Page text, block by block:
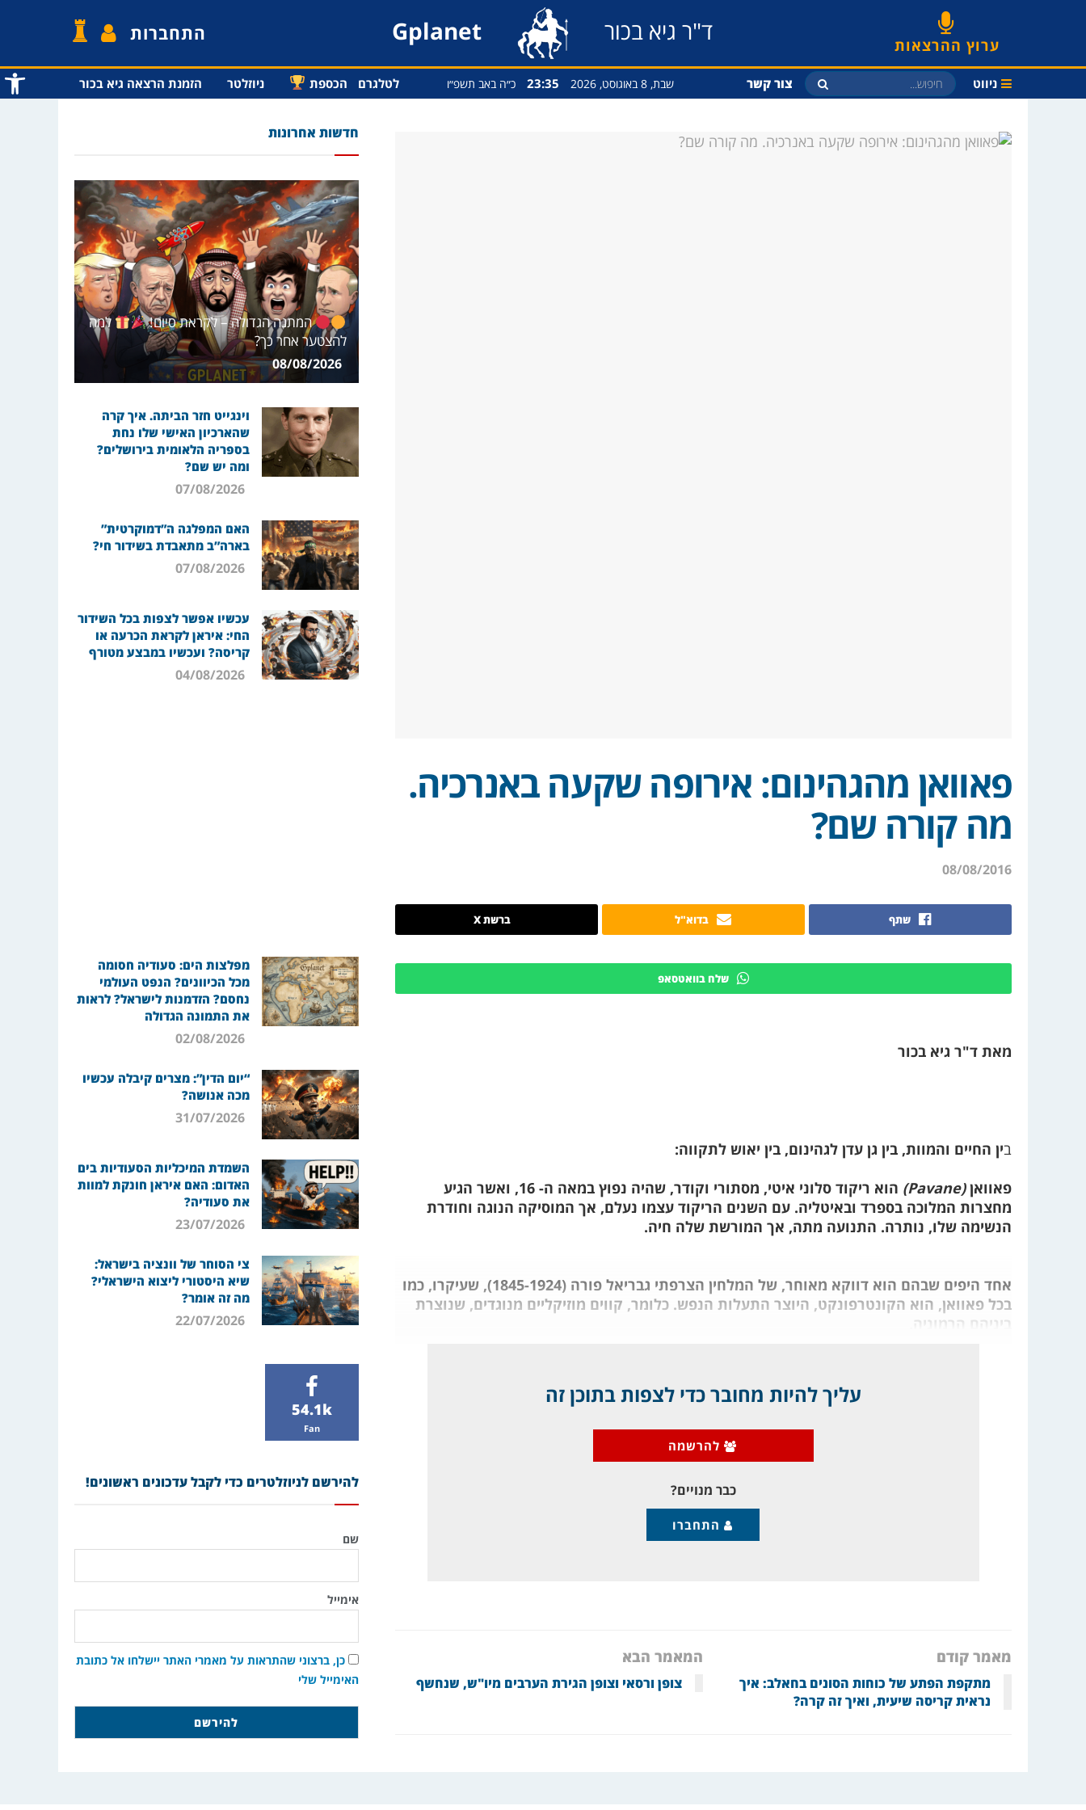
פתח
ערוץ ההרצאות ד"ר גיא בכור Gplanet התחברות
ניווט צור קשר שבת, 8 באוגוסט, 2026 23:35 כ״ה באב תשפ״ו לטלגרם הכספת ניוזלטר הזמנת הרצאה גיא בכור
פאוואן מהגהינום: אירופה שקעה באנרכיה.
מה קורה שם?
08/08/2016
שתף בדוא"ל ברשת X
שלח בוואטסאפ
מאת ד"ר גיא בכור
בין החיים והמוות, בין גן עדן לגהינום, בין יאוש לתקווה:
פאוואן(Pavane)
הוא ריקוד סלוני איטי, מסתורי וקודר, שהיה נפוץ במאה ה- 16, ואשר הגיע
מחצרות המלוכה בספרד ובאיטליה. עם השנים הריקוד עצמו נעלם, אך המוסיקה הנוגה וחודרת
הנשימה שלו, נותרה. התנועה מתה, אך המורשת שלה חיה.
אחד היפים שבהם הוא דווקא מאוחר, של המלחין הצרפתי גבריאל פורה (1845-1924), שעיקרו, כמו
בכל פאוואן, הוא הקונטרפונקט, היוצר התעלות הנפש. כלומר, קווים מוזיקליים מנוגדים, שנוצרת
ביניהם הרמוניה,
עליך להיות מחובר כדי לצפות בתוכן זה
להרשמה
כבר מנויים?
התחברו
מאמר קודם
מתקפת הפתע של כוחות הסונים בחאלב: איך
נראית קריסה שיעית, ואיך זה קרה?
המאמר הבא
צופן ורסאי וצופן הגירת הערבים מיו"ש, שנחשף
חדשות אחרונות
המתנה הגדולה – לקראת סיום!
למה
להצטער אחר כך?
08/08/2026
וינגייט חזר הביתה. איך קרה
שהארכיון האישי שלו נחת
בספריה הלאומית בירושלים?
ומה יש שם?
07/08/2026
האם המפלגה ה”דמוקרטית”
בארה”ב מתאבדת בשידור חי?
07/08/2026
עכשיו אפשר לצפות בכל השידור
החי: איראן לקראת הכרעה או
קריסה? ועכשיו במבצע מטורף
04/08/2026
מפלצות הים: סעודיה חסומה
מכל הכיוונים? הנפט העולמי
נחסם? הזדמנות לישראל? לראות
את התמונה הגדולה
02/08/2026
“יום הדין”: מצרים קיבלה עכשיו
מכה אנושה?
31/07/2026
השמדת המיכליות הסעודיות בים
האדום: האם איראן חונקת למוות
את סעודיה?
23/07/2026
צי הסוחר של וונציה בישראל:
שיא היסטורי ליצוא הישראלי?
מה זה אומר?
22/07/2026
54.1k
Fan
להירשם לניוזלטרים כדי לקבל עדכונים ראשונים!
שם
אימייל
כן, ברצוני שהתראות על מאמרי האתר יישלחו אל כתובת
האימייל שלי